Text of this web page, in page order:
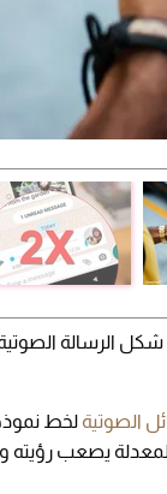
شكل الرسالة
الصوتية لخط
يصعب رؤيته